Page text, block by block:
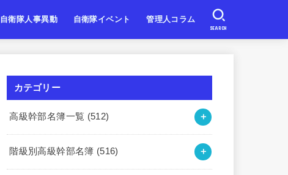
自衛隊人事異動 自衛隊イベント 管理人コラム
SEARCH
カテゴリー
高級幹部名簿一覧 (512)
階級別高級幹部名簿 (516)